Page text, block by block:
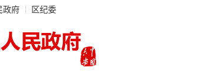
政府 区纪委